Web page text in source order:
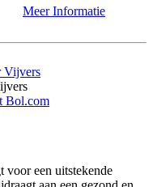
Meer Informatie
Bol.com
voor een uitstekende